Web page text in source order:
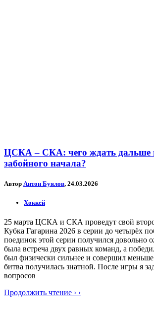
ЦСКА – СКА: чего ждать дальше
забойного начала?
Автор Антон Буялов, 24.03.2026
Хоккей
25 марта ЦСКА и СКА проведут свой
Кубка Гагарина 2026 в серии до четырёх
поединок этой серии получился довольно
была встреча двух равных команд, а
был физически сильнее и совершил
битва получилась знатной. После игры я
вопросов
Продолжить чтение › ›